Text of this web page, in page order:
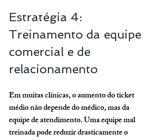
Estratégia 4:
Treinamento da equipe
comercial e de
relacionamento
Em muitas clínicas, o aumento do ticket
médio não depende do médico, mas da
equipe de atendimento. Uma equipe mal
treinada pode reduzir drasticamente o